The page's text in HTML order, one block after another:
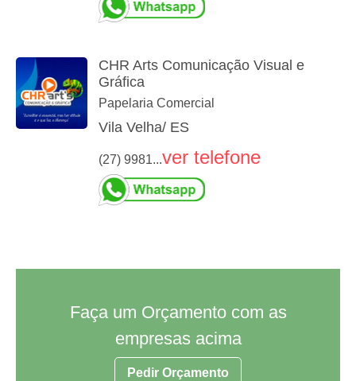
CHR Arts Comunicação Visual e
Gráfica
Papelaria Comercial
Vila Velha/ ES
(27) 9981...ver telefone
Faça um Orçamento com as
empresas acima
Pedir Orçamento